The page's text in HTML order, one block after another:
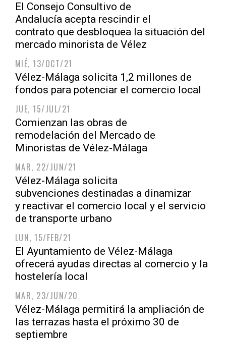
El Consejo Consultivo de
Andalucía acepta rescindir el
contrato que desbloquea la situación del
mercado minorista de Vélez
MIÉ, 13/OCT/21
Vélez-Málaga solicita 1,2 millones de
fondos para potenciar el comercio local
JUE, 15/JUL/21
Comienzan las obras de
remodelación del Mercado de
Minoristas de Vélez-Málaga
MAR, 22/JUN/21
Vélez-Málaga solicita
subvenciones destinadas a dinamizar
y reactivar el comercio local y el servicio
de transporte urbano
LUN, 15/FEB/21
El Ayuntamiento de Vélez-Málaga
ofrecerá ayudas directas al comercio y la
hostelería local
MAR, 23/JUN/20
Vélez-Málaga permitirá la ampliación de
las terrazas hasta el próximo 30 de
septiembre